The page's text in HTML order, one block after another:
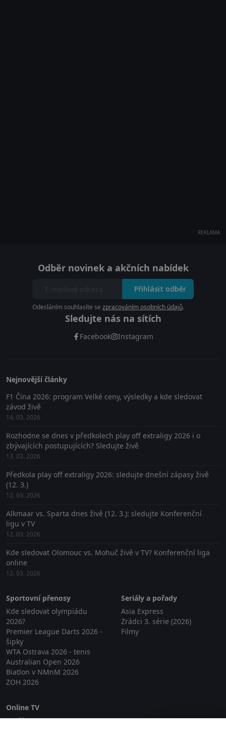
REKLAMA
Odběr novinek a akčních nabídek
Přihlásit odběr
Odesláním souhlasíte se zpracováním osobních údajů.
Sledujte nás na sítích
Facebook Instagram
Nejnovější články
F1 Čína 2026: program Velké ceny, výsledky a kde sledovat
závod živě
14. 03. 2026
Rozhodne se dnes v předkolech play off extraligy 2026 i o
zbývajících postupujících? Sledujte živě
13. 03. 2026
Předkola play off extraligy 2026: sledujte dnešní zápasy živě
(12. 3.)
12. 03. 2026
Alkmaar vs. Sparta dnes živě (12. 3.): sledujte Konferenční
ligu v TV
12. 03. 2026
Kde sledovat Olomouc vs. Mohuč živě v TV? Konferenční liga
online
12. 03. 2026
Sportovní přenosy
Kde sledovat olympiádu
2026?
Premier League Darts 2026 -
šipky
WTA Ostrava 2026 - tenis
Australian Open 2026
Biatlon v NMnM 2026
ZOH 2026
Seriály a pořady
Asia Express
Zrádci 3. série (2026)
Filmy
Online TV
Lepší.TV